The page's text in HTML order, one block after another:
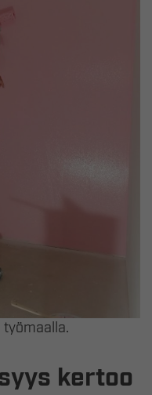
työmaalla.
kertoo